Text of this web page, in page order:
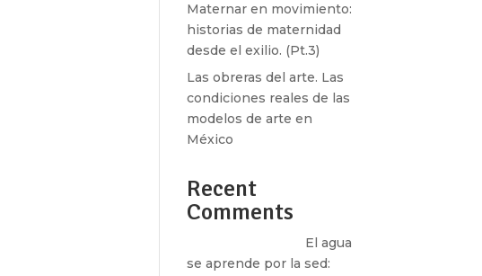
Maternar en movimiento:
historias de maternidad
desde el exilio. (Pt.3)
Las obreras del arte. Las
condiciones reales de las
modelos de arte en
México
Recent
Comments
El agua
se aprende por la sed: